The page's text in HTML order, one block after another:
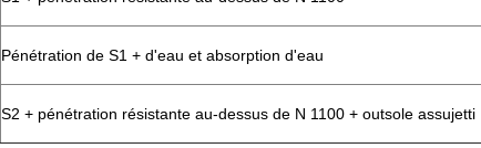
Pénétration de S1 + d'eau et absorption d'eau
S2 + pénétration résistante au-dessus de N 1100 + outsole assujetti